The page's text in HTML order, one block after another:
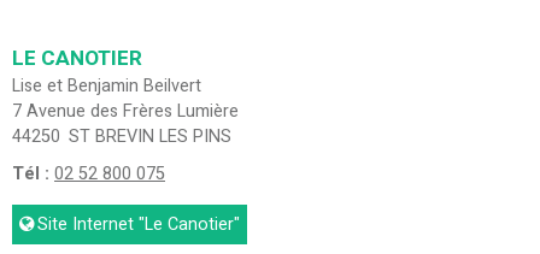
LE CANOTIER
Lise et Benjamin Beilvert
7 Avenue des Frères Lumière
44250 ST BREVIN LES PINS
Tél : 02 52 800 075
Site Internet"Le Canotier"